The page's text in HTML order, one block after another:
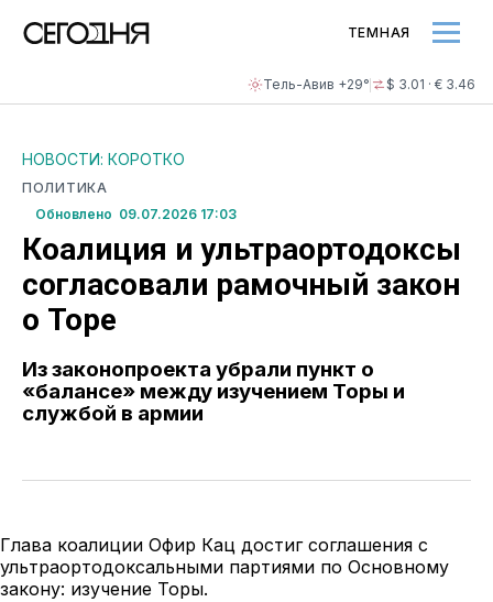
Тель-Авив +29° $ 3.01 · € 3.46
ТЕМНАЯ
НОВОСТИ: КОРОТКО
ПОЛИТИКА
Обновлено 09.07.2026 17:03
Коалиция и ультраортодоксы
согласовали рамочный закон
о Торе
Из законопроекта убрали пункт о
«балансе» между изучением Торы и
службой в армии
Глава коалиции Офир Кац достиг соглашения с
ультраортодоксальными партиями по Основному
закону: изучение Торы.